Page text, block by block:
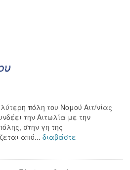
πόλη του Νομού Αιτ/νίας
την Αιτωλία με την
στην γη της
από... διαβάστε